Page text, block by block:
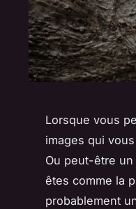
Lorsque vous
images qui
Ou peut-être
êtes comme la
probablement